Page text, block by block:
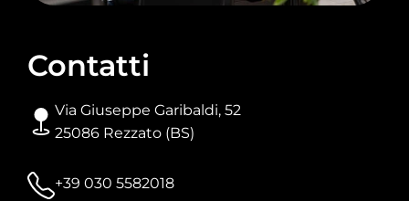
Contatti
Via Giuseppe Garibaldi, 52
25086 Rezzato (BS)
+39 030 5582018